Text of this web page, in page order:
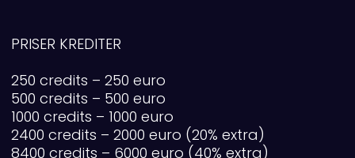
PRISER KREDITER
250 credits – 250 euro
500 credits – 500 euro
1000 credits – 1000 euro
2400 credits – 2000 euro (20% extra)
8400 credits – 6000 euro (40% extra)